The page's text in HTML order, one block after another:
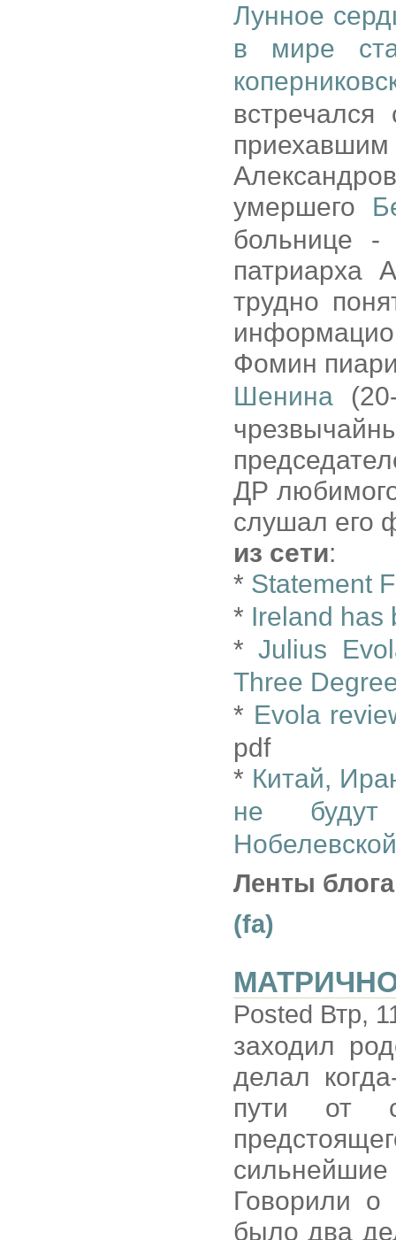
Лунное
в мире
умершего
больнице -
патриарха
трудно
Фомин
Шенина
ДР
слушал его
из сети:
* Statement
* Ireland has
*Julius
Three
* Evola
pdf
* Китай,
не будут
Ленты
(fa)
Posted Втр,
заходил
делал
пути от
Говорили о
было два